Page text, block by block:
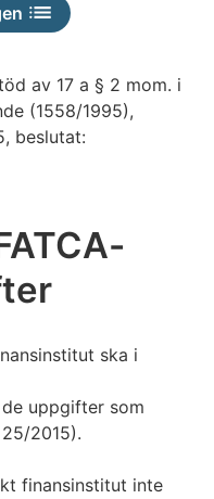
av 17 a § 2 mom. i
(1558/1995),
beslutat:
ska i
uppgifter som
2015).
finansinstitut inte